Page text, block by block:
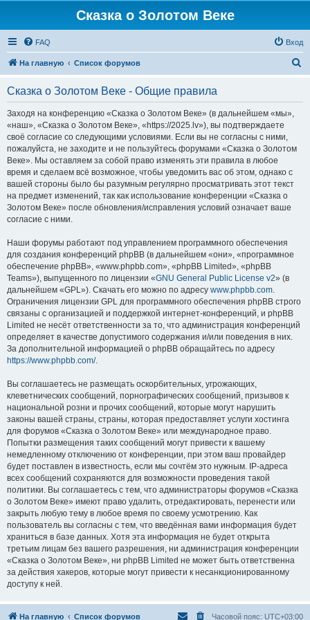
Сказка о Золотом Веке
FAQ Вход
На главную Список форумов
Сказка о Золотом Веке - Общие правила
Заходя на конференцию «Сказка о Золотом Веке» (в дальнейшем «мы»,
«наш», «Сказка о Золотом Веке», «https://2025.lv»), вы подтверждаете
своё согласие со следующими условиями. Если вы не согласны с ними,
пожалуйста, не заходите и не пользуйтесь форумами «Сказка о Золотом
Веке». Мы оставляем за собой право изменять эти правила в любое
время и сделаем всё возможное, чтобы уведомить вас об этом, однако с
вашей стороны было бы разумным регулярно просматривать этот текст
на предмет изменений, так как использование конференции «Сказка о
Золотом Веке» после обновления/исправления условий означает ваше
согласие с ними.
Наши форумы работают под управлением программного обеспечения
для создания конференций phpBB (в дальнейшем «они», «программное
обеспечение phpBB», «www.phpbb.com», «phpBB Limited», «phpBB
Teams»), выпущенного по лицензии «GNU General Public License v2» (в
дальнейшем «GPL»). Скачать его можно по адресу www.phpbb.com.
Ограничения лицензии GPL для программного обеспечения phpBB строго
связаны с организацией и поддержкой интернет-конференций, и phpBB
Limited не несёт ответственности за то, что администрация конференций
определяет в качестве допустимого содержания и/или поведения в них.
За дополнительной информацией о phpBB обращайтесь по адресу
https://www.phpbb.com/.
Вы соглашаетесь не размещать оскорбительных, угрожающих,
клеветнических сообщений, порнографических сообщений, призывов к
национальной розни и прочих сообщений, которые могут нарушить
законы вашей страны, страны, которая предоставляет услуги хостинга
для форумов «Сказка о Золотом Веке» или международное право.
Попытки размещения таких сообщений могут привести к вашему
немедленному отключению от конференции, при этом ваш провайдер
будет поставлен в известность, если мы сочтём это нужным. IP-адреса
всех сообщений сохраняются для возможности проведения такой
политики. Вы соглашаетесь с тем, что администраторы форумов «Сказка
о Золотом Веке» имеют право удалить, отредактировать, перенести или
закрыть любую тему в любое время по своему усмотрению. Как
пользователь вы согласны с тем, что введённая вами информация будет
храниться в базе данных. Хотя эта информация не будет открыта
третьим лицам без вашего разрешения, ни администрация конференции
«Сказка о Золотом Веке», ни phpBB Limited не может быть ответственна
за действия хакеров, которые могут привести к несанкционированному
доступу к ней.
На главную Список форумов Часовой пояс: UTC+03:00